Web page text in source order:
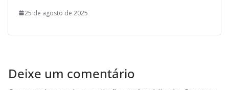
25 de agosto de 2025
Deixe um comentário